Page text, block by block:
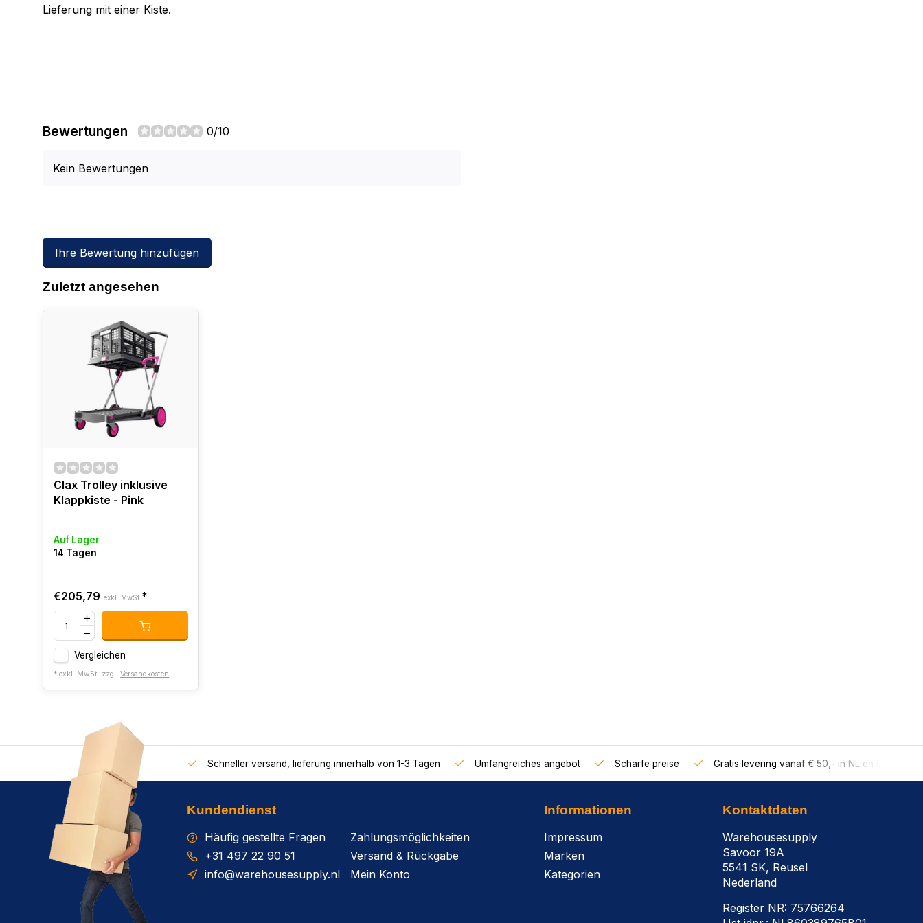
Lieferung mit einer Kiste.
Bewertungen 0/10
Kein Bewertungen
Ihre Bewertung hinzufügen
Zuletzt angesehen
Clax Trolley inklusive
Klappkiste - Pink
Auf Lager
14 Tagen
€205,79 exkl. MwSt. *
Vergleichen
* exkl. MwSt. zzgl. Versandkosten
Schneller versand, lieferung innerhalb von 1-3 Tagen Umfangreiches angebot Scharfe preise Gratis levering vanaf € 50,- in NL en BE
Kundendienst
Häufig gestellte Fragen
+31 497 22 90 51
info@warehousesupply.nl
Zahlungsmöglichkeiten
Versand & Rückgabe
Mein Konto
Informationen
Impressum
Marken
Kategorien
Kontaktdaten
Warehousesupply
Savoor 19A
5541 SK, Reusel
Nederland
Register NR: 75766264